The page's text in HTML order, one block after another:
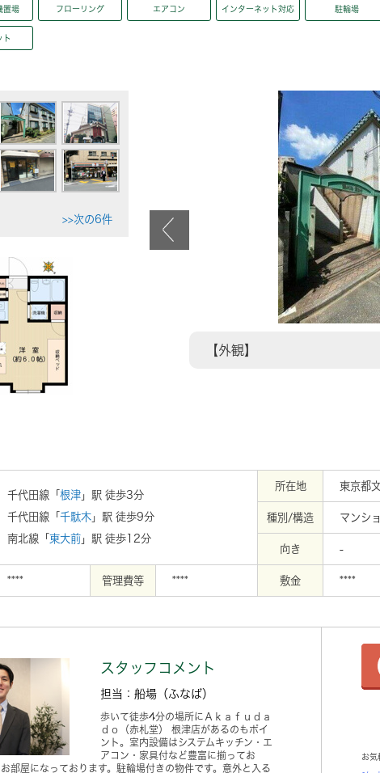
置場 フローリング エアコン インターネット対応 駐輪場
ト
>>次の6件
津店まで258m 【外観】
千代田線「 根津 」駅 徒歩3分
千代田線「 千駄木 」駅 徒歩9分
南北線「 東大前 」駅 徒歩12分
所在地 東京都
種別/構造 マンシ
向き -
**** 管理費等 **** 敷金 ****
スタッフコメント
担当：船場（ふなば）
歩いて徒歩4分の場所にＡｋａｆｕｄａ
ｄｏ（赤札堂） 根津店があるのもポイ
ント。室内設備はシステムキッチン・エ
アコン・家具付など豊富に揃ってお
部屋になっております。駐輪場付きの物件です。意外と入る
お気